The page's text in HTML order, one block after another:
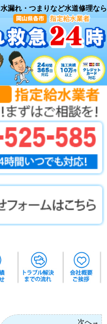
水漏れ・つまりなど水道修理なら